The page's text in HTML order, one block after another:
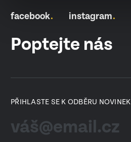
facebook instagram
Poptejte nás
PŘIHLASTE SE K ODBĚRU NOVINEK